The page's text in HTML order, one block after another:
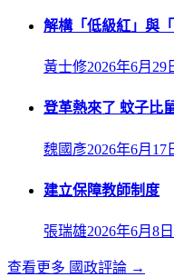
解構「低級紅」與
黃士修2026年6月29
登革熱來了 蚊子比
魏國彥2026年6月17
建立保障教師制度
張瑞雄2026年6月8日
查看更多 國政評論 →